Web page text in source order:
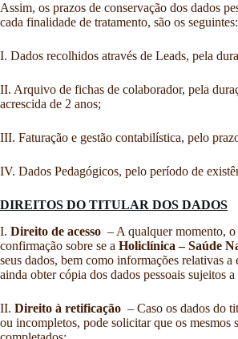
Assim, os prazos de conservação dos dados
cada finalidade de tratamento, são os seguintes:
I. Dados recolhidos através de Leads, pela
II. Arquivo de fichas de colaborador, pela
acrescida de 2 anos;
III. Faturação e gestão contabilística, pelo
IV. Dados Pedagógicos, pelo período de
DIREITOS DO TITULAR DOS DADOS
I. Direito de acesso – A qualquer momento,
confirmação sobre se a Holiclínica – Saúde
seus dados, bem como informações relativas a
ainda obter cópia dos dados pessoais sujeitos a
II. Direito à retificação – Caso os dados do
ou incompletos, pode solicitar que os mesmos